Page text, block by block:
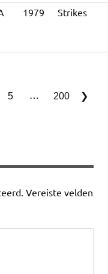
1979 Strikes
5 … 200 ❯
Vereiste velden